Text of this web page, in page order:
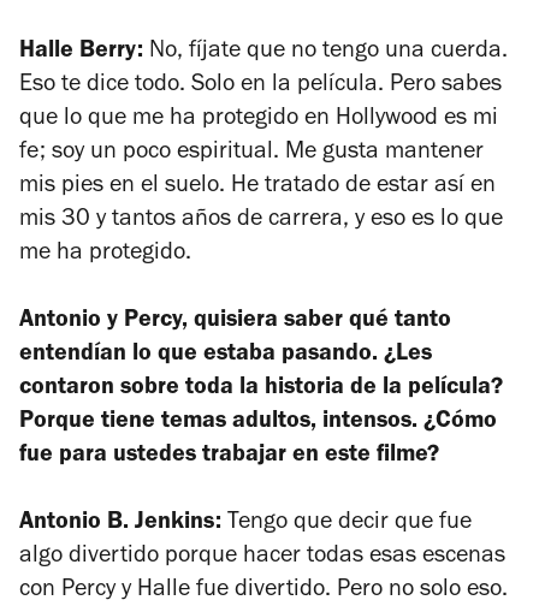
Halle Berry: No, fíjate que no tengo una cuerda.
Eso te dice todo. Solo en la película. Pero sabes
que lo que me ha protegido en Hollywood es mi
fe; soy un poco espiritual. Me gusta mantener
mis pies en el suelo. He tratado de estar así en
mis 30 y tantos años de carrera, y eso es lo que
me ha protegido.
Antonio y Percy, quisiera saber qué tanto
entendían lo que estaba pasando. ¿Les
contaron sobre toda la historia de la película?
Porque tiene temas adultos, intensos. ¿Cómo
fue para ustedes trabajar en este filme?
Antonio B. Jenkins: Tengo que decir que fue
algo divertido porque hacer todas esas escenas
con Percy y Halle fue divertido. Pero no solo eso.